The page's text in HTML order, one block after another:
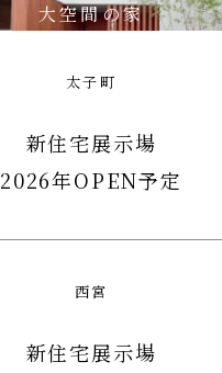
大空間の家
太子町
新住宅展示場
2026年OPEN予定
西宮
新住宅展示場